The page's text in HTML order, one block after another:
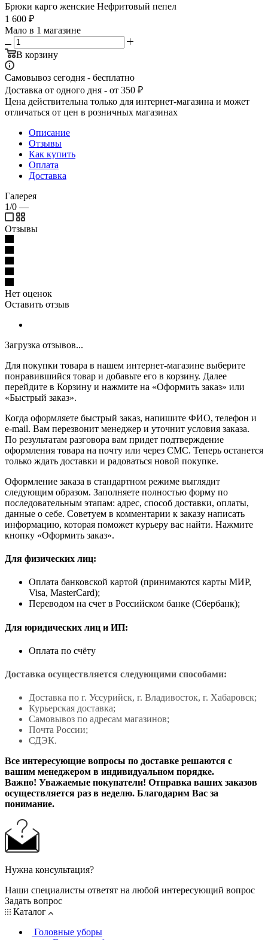
Брюки карго женские Нефритовый пепел
1 600 ₽
Мало в 1 магазине
В корзину
Самовывоз сегодня - бесплатно
Доставка от одного дня - от 350 ₽
Цена действительна только для интернет-магазина и может
отличаться от цен в розничных магазинах
Описание
Отзывы
Как купить
Оплата
Доставка
Галерея
1/0 —
Отзывы
Нет оценок
Оставить отзыв
Загрузка отзывов...
Для покупки товара в нашем интернет-магазине выберите
понравившийся товар и добавьте его в корзину. Далее
перейдите в Корзину и нажмите на «Оформить заказ» или
«Быстрый заказ».
Когда оформляете быстрый заказ, напишите ФИО, телефон и
e-mail. Вам перезвонит менеджер и уточнит условия заказа.
По результатам разговора вам придет подтверждение
оформления товара на почту или через СМС. Теперь останется
только ждать доставки и радоваться новой покупке.
Оформление заказа в стандартном режиме выглядит
следующим образом. Заполняете полностью форму по
последовательным этапам: адрес, способ доставки, оплаты,
данные о себе. Советуем в комментарии к заказу написать
информацию, которая поможет курьеру вас найти. Нажмите
кнопку «Оформить заказ».
Для физических лиц:
Оплата банковской картой (принимаются карты МИР,
Visa, MasterCard);
Переводом на счет в Российском банке (Сбербанк);
Для юридических лиц и ИП:
Оплата по счёту
Доставка осуществляется следующими способами:
Доставка по г. Уссурийск, г. Владивосток, г. Хабаровск;
Курьерская доставка;
Самовывоз по адресам магазинов;
Почта России;
СДЭК.
Все интересующие вопросы по доставке решаются с
вашим менеджером в индивидуальном порядке.
Важно! Уважаемые покупатели! Отправка ваших заказов
осуществляется раз в неделю. Благодарим Вас за
понимание.
Нужна консультация?
Наши специалисты ответят на любой интересующий вопрос
Задать вопрос
Каталог
Головные уборы